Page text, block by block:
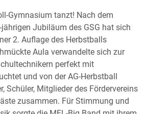
Gymnasium tanzt! Nach dem
Jubiläum des GSG hat sich
2. Auflage des Herbstballs
Aula verwandelte sich zur
perfekt mit
und von der AG-Herbstball
Schüler, Mitglieder des Fördervereins
zusammen. Für Stimmung und